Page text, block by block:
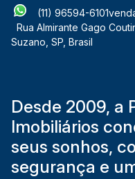
(11) 96594-6101
Rua Almirante Gago
Suzano SP Brasil
Desde 2009, a
Imobiliários
seus sonhos,
segurança e